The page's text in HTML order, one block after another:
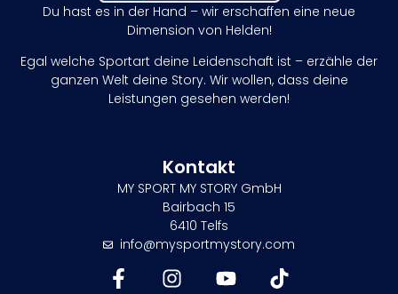
Du hast es in der Hand – wir erschaffen eine neue
Dimension von Helden!
Egal welche Sportart deine Leidenschaft ist – erzähle der
ganzen Welt deine Story. Wir wollen, dass deine
Leistungen gesehen werden!
Kontakt
MY SPORT MY STORY GmbH
Bairbach 15
6410 Telfs
info@mysportmystory.com